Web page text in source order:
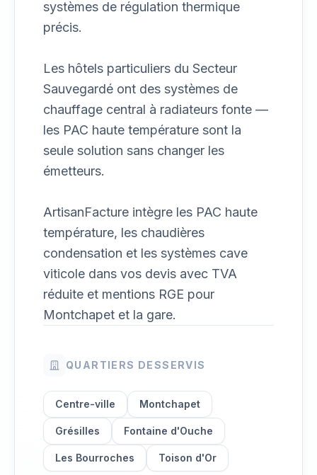
systèmes de régulation thermique
précis.
Les hôtels particuliers du Secteur
Sauvegardé ont des systèmes de
chauffage central à radiateurs fonte —
les PAC haute température sont la
seule solution sans changer les
émetteurs.
ArtisanFacture intègre les PAC haute
température, les chaudières
condensation et les systèmes cave
viticole dans vos devis avec TVA
réduite et mentions RGE pour
Montchapet et la gare.
QUARTIERS DESSERVIS
Centre-ville Montchapet
Grésilles Fontaine d'Ouche
Les Bourroches Toison d'Or